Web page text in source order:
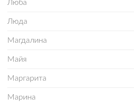
Люба
Люда
Магдалина
Майя
Маргарита
Марина